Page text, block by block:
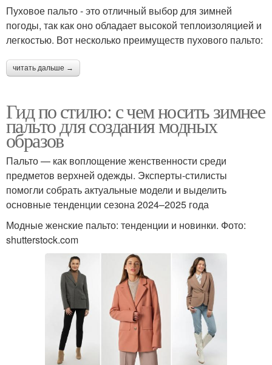
Пуховое пальто - это отличный выбор для зимней
погоды, так как оно обладает высокой теплоизоляцией и
легкостью. Вот несколько преимуществ пухового пальто:
читать дальше →
Гид по стилю: с чем носить зимнее
пальто для создания модных
образов
Пальто — как воплощение женственности среди
предметов верхней одежды. Эксперты-стилисты
помогли собрать актуальные модели и выделить
основные тенденции сезона 2024–2025 года
Модные женские пальто: тенденции и новинки. Фото:
shutterstock.com